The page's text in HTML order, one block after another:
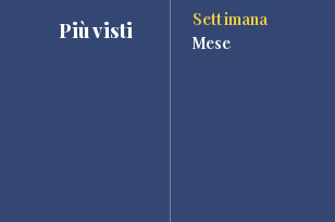
Più visti
Settimana
Mese